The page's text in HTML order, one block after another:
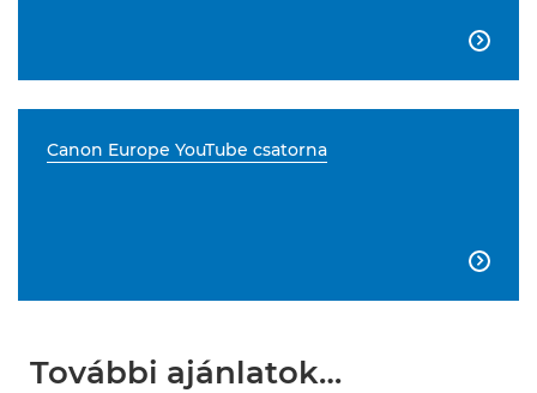

Canon Europe YouTube csatorna

További ajánlatok…